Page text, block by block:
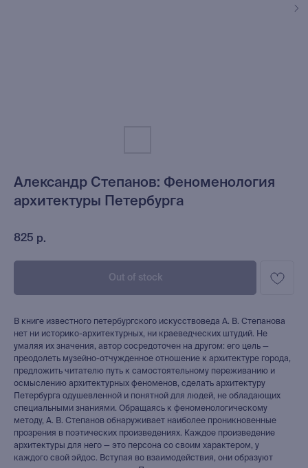
Александр Степанов: Феноменология
архитектуры Петербурга
825 р.
Out of stock
В книге известного петербургского искусствоведа А. В. Степанова
нет ни историко-архитектурных, ни краеведческих штудий. Не
умаляя их значения, автор сосредоточен на другом: его цель —
преодолеть музейно-отчужденное отношение к архитектуре города,
предложить читателю путь к самостоятельному переживанию и
осмыслению архитектурных феноменов, сделать архитектуру
Петербурга одушевленной и понятной для людей, не обладающих
специальными знаниями. Обращаясь к феноменологическому
методу, А. В. Степанов обнаруживает наиболее проникновенные
прозрения в поэтических произведениях. Каждое произведение
архитектуры для него — это персона со своим характером, у
каждого свой эйдос. Вступая во взаимодействия, они образуют